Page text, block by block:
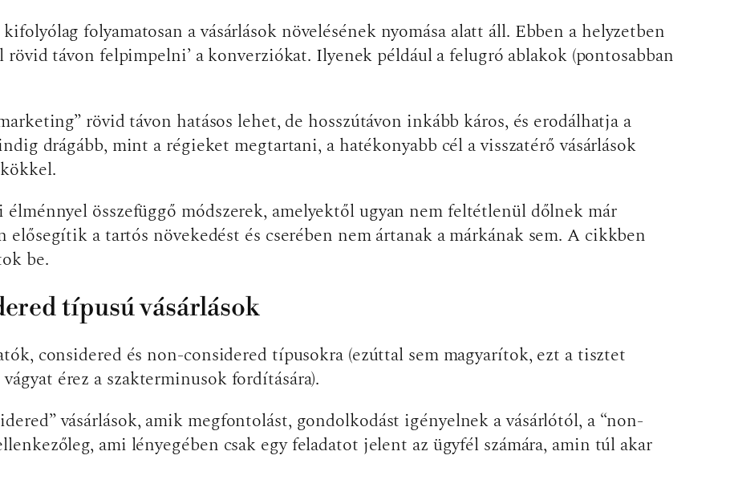
folyamatosan a vásárlások növelésének nyomása alatt áll. Ebben a helyzetben
távon felpimpelni’ a konverziókat. Ilyenek például a felugró ablakok (pontosabban
rövid távon hatásos lehet, de hosszútávon inkább káros, és erodálhatja a
drágább, mint a régieket megtartani, a hatékonyabb cél a visszatérő vásárlások
összefüggő módszerek, amelyektől ugyan nem feltétlenül dőlnek már
a tartós növekedést és cserében nem ártanak a márkának sem. A cikkben
be.
típusú vásárlások
considered és non-considered típusokra (ezúttal sem magyarítok, ezt a tisztet
érez a szakterminusok fordítására).
vásárlások, amik megfontolást, gondolkodást igényelnek a vásárlótól, a “non-
ami lényegében csak egy feladatot jelent az ügyfél számára, amin túl akar